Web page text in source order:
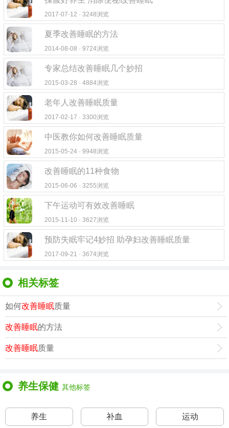
2017-07-12 · 3248浏览
夏季改善睡眠的方法
2014-08-08 · 9724浏览
专家总结改善睡眠几个妙招
2015-03-28 · 4884浏览
老年人改善睡眠质量
2017-02-17 · 3300浏览
中医教你如何改善睡眠质量
2015-05-24 · 9948浏览
改善睡眠的11种食物
2015-06-06 · 3255浏览
下午运动可有效改善睡眠
2015-11-10 · 3627浏览
预防失眠牢记4妙招 助孕妇改善睡眠质量
2017-09-21 · 3674浏览
相关标签
如何改善睡眠质量
改善睡眠的方法
改善睡眠质量
养生保健 其他标签
养生 补血 运动